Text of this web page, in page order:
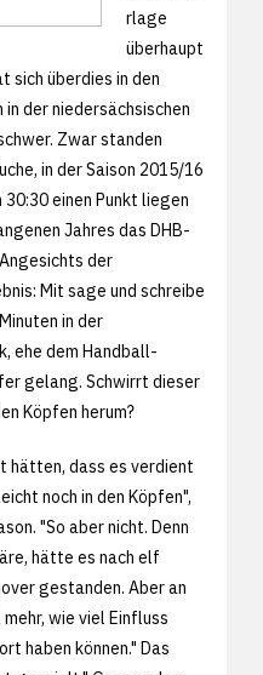
rlage
überhaupt
sich überdies in den
der niedersächsischen
Zwar standen
in der Saison 2015/16
einen Punkt liegen
Jahres das DHB-
der
Mit sage und schreibe
in der
ehe dem Handball-
gelang. Schwirrt dieser
Köpfen herum?
hätten, dass es verdient
noch in den Köpfen",
"So aber nicht. Denn
hätte es nach elf
gestanden. Aber an
wie viel Einfluss
haben können." Das